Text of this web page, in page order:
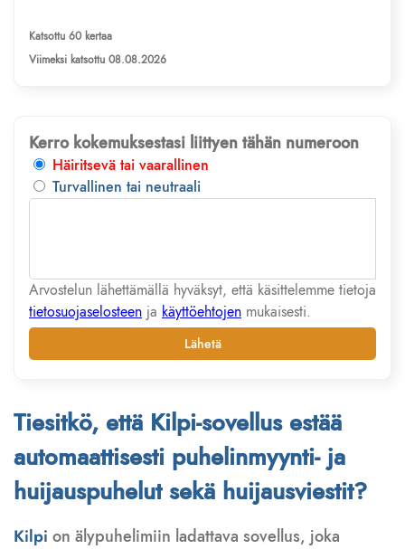
Katsottu 60 kertaa
Viimeksi katsottu 08.08.2026
Kerro kokemuksestasi liittyen tähän numeroon
Häiritsevä tai vaarallinen
Turvallinen tai neutraali
Arvostelun lähettämällä hyväksyt, että käsittelemme tietoja
tietosuojaselosteen ja käyttöehtojen mukaisesti.
Lähetä
Tiesitkö, että Kilpi-sovellus estää
automaattisesti puhelinmyynti- ja
huijauspuhelut sekä huijausviestit?
Kilpi on älypuhelimiin ladattava sovellus, joka